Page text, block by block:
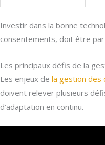
Investir dans la bonne
consentements, doit être
Les principaux défis de la
Les enjeux de la gestion des
doivent relever plusieurs
d’adaptation en continu.